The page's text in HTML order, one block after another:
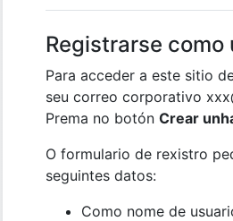
Registrarse como
Para acceder a este sitio
seu correo corporativo
Prema no botón Crear
O formulario de rexistro
seguintes datos:
Como nome de